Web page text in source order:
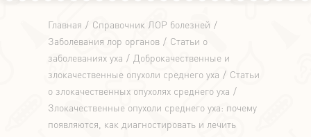
Главная
Справочник ЛОР болезней
Заболевания лор органов
Статьи о
заболеваниях уха
Доброкачественные и
злокачественные опухоли среднего уха
Статьи
о злокачественных опухолях среднего уха
Злокачественные опухоли среднего уха: почему
появляются, как диагностировать и лечить